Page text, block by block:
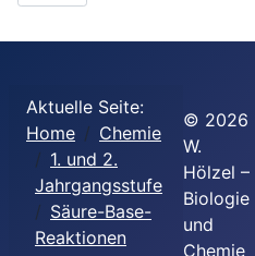
Aktuelle Seite:
Home
Chemie
1. und 2.
Jahrgangsstufe
Säure-Base-
Reaktionen
© 2026
W.
Hölzel –
Biologie
und
Chemie